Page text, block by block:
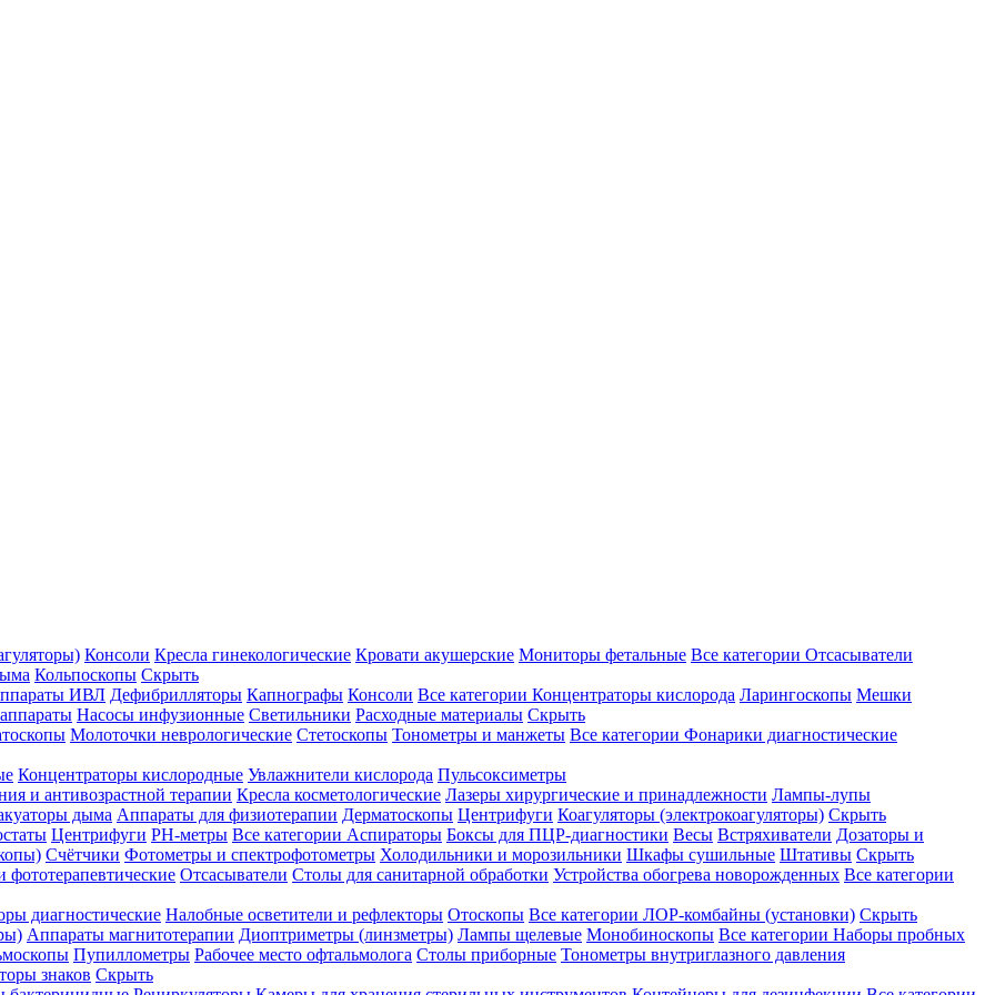
Консоли Кресла гинекологические Кровати акушерские Мониторы фетальные Все категории Отсасыватели
Кольпоскопы Скрыть
ИВЛ Дефибрилляторы Капнографы Консоли Все категории Концентраторы кислорода Ларингоскопы Мешки
Насосы инфузионные Светильники Расходные материалы Скрыть
Молоточки неврологические Стетоскопы Тонометры и манжеты Все категории Фонарики диагностические
Концентраторы кислородные Увлажнители кислорода Пульсоксиметры
и антивозрастной терапии Кресла косметологические Лазеры хирургические и принадлежности Лампы-лупы
дыма Аппараты для физиотерапии Дерматоскопы Центрифуги Коагуляторы (электрокоагуляторы) Скрыть
Центрифуги PH-метры Все категории Аспираторы Боксы для ПЦР-диагностики Весы Встряхиватели Дозаторы и
Счётчики Фотометры и спектрофотометры Холодильники и морозильники Шкафы сушильные Штативы Скрыть
фототерапевтические Отсасыватели Столы для санитарной обработки Устройства обогрева новорожденных Все категории
диагностические Налобные осветители и рефлекторы Отоскопы Все категории ЛОР-комбайны (установки) Скрыть
Аппараты магнитотерапии Диоптриметры (линзметры) Лампы щелевые Монобиноскопы Все категории Наборы пробных
Пупиллометры Рабочее место офтальмолога Столы приборные Тонометры внутриглазного давления
знаков Скрыть